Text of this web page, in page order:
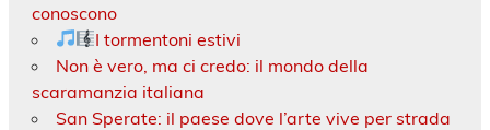
conoscono
I tormentoni estivi
Non è vero, ma ci credo: il mondo della
scaramanzia italiana
San Sperate: il paese dove l’arte vive per strada